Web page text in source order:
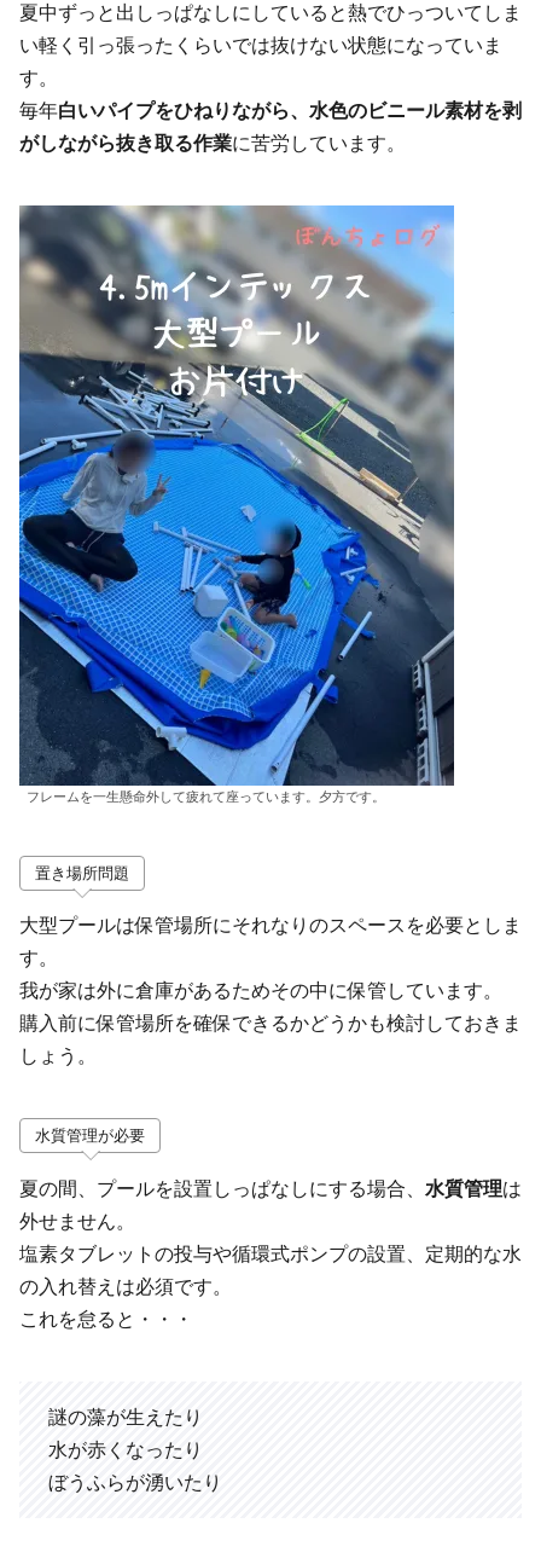
夏中ずっと出しっぱなしにしていると熱でひっついてしま
い軽く引っ張ったくらいでは抜けない状態になっていま
す。
毎年白いパイプをひねりながら、水色のビニール素材を剥
がしながら抜き取る作業に苦労しています。
フレームを一生懸命外して疲れて座っています。夕方です。
置き場所問題
大型プールは保管場所にそれなりのスペースを必要としま
す。
我が家は外に倉庫があるためその中に保管しています。
購入前に保管場所を確保できるかどうかも検討しておきま
しょう。
水質管理が必要
夏の間、プールを設置しっぱなしにする場合、 水質管理は
外せません。
塩素タブレットの投与や循環式ポンプの設置、定期的な水
の入れ替えは必須です。
これを怠ると・・・
謎の藻が生えたり
水が赤くなったり
ぼうふらが湧いたり